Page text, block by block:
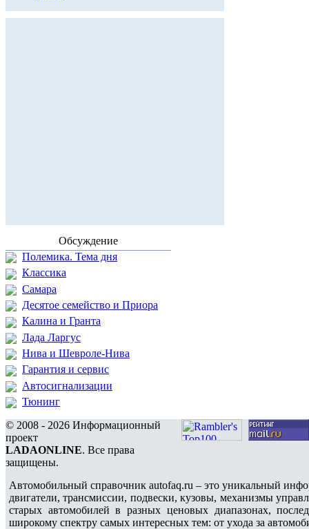
Обсуждение
Полемика. Тема дня
Классика
Самара
Десятое семейство и Приора
Калина и Гранта
Лада Ларгус
Нива и Шевроле-Нива
Гарантия и сервис
Автосигнализации
Тюнинг
© 2008 - 2026 Информационный
проект
LADAONLINE. Все права
защищены.
Автомобильный справочник autofaq.ru – это уникальный
двигатели, трансмиссии, подвески, кузовы, механизмы
старых автомобилей в разных ценовых диапазонах,
широкому спектру самых интересных тем: от ухода за